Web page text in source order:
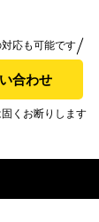
応も可能です
合わせ
くお断りします